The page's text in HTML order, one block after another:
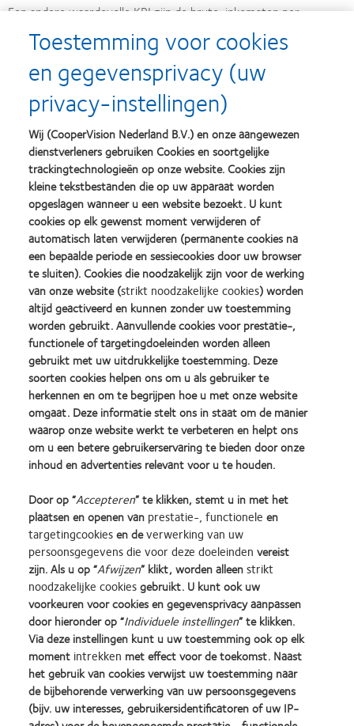
Een andere waardevolle KPI zijn de bruto-inkomsten per
personeelsuur. Die berekent u door uw bruto-inkomsten voor
een bepaalde tijdsperiode te delen door het totaal aantal
personeelsuren dat in dezelfde tijdsperiode niet in het lab is
doorgebracht. Met het resultaat worden niet alleen
toppresteerders eruit gepikt en de efficiëntie van personeel met
klanten, maar het kan ook helpen vast te stellen wat uw optimale
aantal personeelsleden is.
Consistentie en toepassing
Om de kracht van KPI's te benutten, moet u ze consistent
gebruiken en de bevindingen consequent met uw personeel
delen. Daarnaast moet u ook aangeven hoe die bevindingen zich
verhouden tot doelen en strategieën. Af en toe polsen helpt
nauwelijks om uw inzicht (of dat van uw personeel) in de staat
van uw bedrijf te verhogen. En ook als u geen KPI's opneemt in
concrete stappen, zullen die stappen uiteindelijk nutteloos blijken.
Maar als u KPI's consistent toepast en opneemt in een strategie,
worden ze inzichtelijke hulpmiddelen die verwachtingen oproepen
ten aanzien van prestaties, transparantie bevorderen en u en uw
team ervan verzekeren samen te werken naar
gemeenschappelijke doelen.
1 Management & Business Academy for Eye Care Professionals. Key metrics: assessing
optometric practice performance. Practice Advancement Associates, gesponsord door Essilor.
2015. Beschikbaar op: http://ecpu.com/media/wysiwyg/docs/paa_keymetrics_0415.pdf
Geopend op 5 juli 2016.
Learn
more
about
Silmo
d’Or
best
product
Learn
more
about
Contact
Lens
Product
Learn
more
about
2012
&
2010
Best
Learn
more
about
2011
Best
Factory
Awards
Learn
more
about
ODMA
2011
(2011)
Learn
more
about
2012
REBRAND
100®
Global
Practitioner Home
Contact
Privacybeleid
Site voor consumenten
Toestemming voor cookies
en gegevensprivacy (uw
privacy-instellingen)
Wij (CooperVision Nederland B.V.) en onze aangewezen
dienstverleners gebruiken Cookies en soortgelijke
trackingtechnologieën op onze website. Cookies zijn
kleine tekstbestanden die op uw apparaat worden
opgeslagen wanneer u een website bezoekt. U kunt
cookies op elk gewenst moment verwijderen of
automatisch laten verwijderen (permanente cookies na
een bepaalde periode en sessiecookies door uw browser
te sluiten). Cookies die noodzakelijk zijn voor de werking
van onze website (strikt noodzakelijke cookies) worden
altijd geactiveerd en kunnen zonder uw toestemming
worden gebruikt. Aanvullende cookies voor prestatie-,
functionele of targetingdoeleinden worden alleen
gebruikt met uw uitdrukkelijke toestemming. Deze
soorten cookies helpen ons om u als gebruiker te
herkennen en om te begrijpen hoe u met onze website
omgaat. Deze informatie stelt ons in staat om de manier
waarop onze website werkt te verbeteren en helpt ons
om u een betere gebruikerservaring te bieden door onze
inhoud en advertenties relevant voor u te houden.
Door op “Accepteren” te klikken, stemt u in met het
plaatsen en openen van prestatie-, functionele en
targetingcookiesen deverwerking van uw
persoonsgegevens die voor deze doeleinden vereist
zijn. Als u op “Afwijzen” klikt, worden alleenstrikt
noodzakelijke cookiesgebruikt. U kunt ook uw
voorkeuren voor cookies en gegevensprivacy aanpassen
door hieronder op “Individuele instellingen” te klikken.
Via deze instellingen kunt u uw toestemming ook op elk
moment intrekken met effect voor de toekomst. Naast
het gebruik van cookies verwijst uw toestemming naar
de bijbehorende verwerking van uw persoonsgegevens
(bijv. uw interesses, gebruikersidentificatoren of uw IP-